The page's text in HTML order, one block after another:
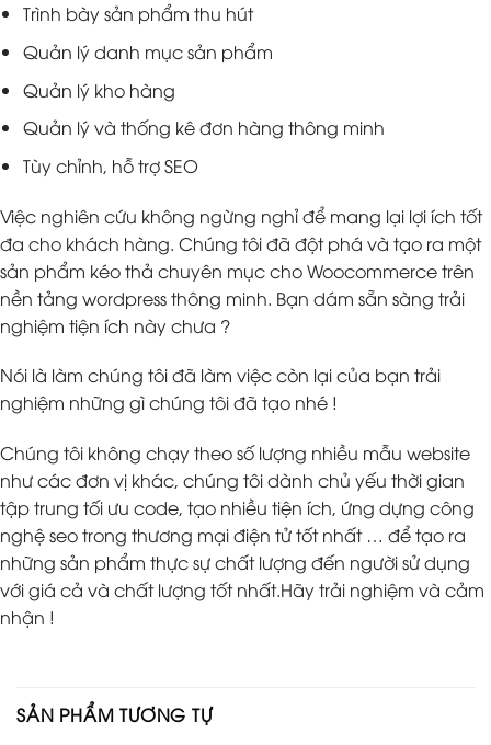
Trình bày sản phẩm thu hút
Quản lý danh mục sản phẩm
Quản lý kho hàng
Quản lý và thống kê đơn hàng thông minh
Tùy chỉnh, hỗ trợ SEO
Việc nghiên cứu không ngừng nghỉ để mang lại lợi ích tốt
đa cho khách hàng. Chúng tôi đã đột phá và tạo ra một
sản phẩm kéo thả chuyên mục cho Woocommerce trên
nền tảng wordpress thông minh. Bạn dám sẵn sàng trải
nghiệm tiện ích này chưa ?
Nói là làm chúng tôi đã làm việc còn lại của bạn trải
nghiệm những gì chúng tôi đã tạo nhé !
Chúng tôi không chạy theo số lượng nhiều mẫu website
như các đơn vị khác, chúng tôi dành chủ yếu thời gian
tập trung tối ưu code, tạo nhiều tiện ích, ứng dựng công
nghệ seo trong thương mại điện tử tốt nhất … để tạo ra
những sản phẩm thực sự chất lượng đến người sử dụng
với giá cả và chất lượng tốt nhất.Hãy trải nghiệm và cảm
nhận !
SẢN PHẨM TƯƠNG TỰ